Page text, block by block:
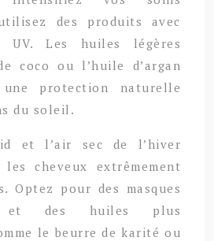
des produits avec
UV. Les huiles légères
coco ou l’huile d’argan
protection naturelle
du soleil.
et l’air sec de l’hiver
cheveux extrêmement
Optez pour des masques
et des huiles plus
le beurre de karité ou